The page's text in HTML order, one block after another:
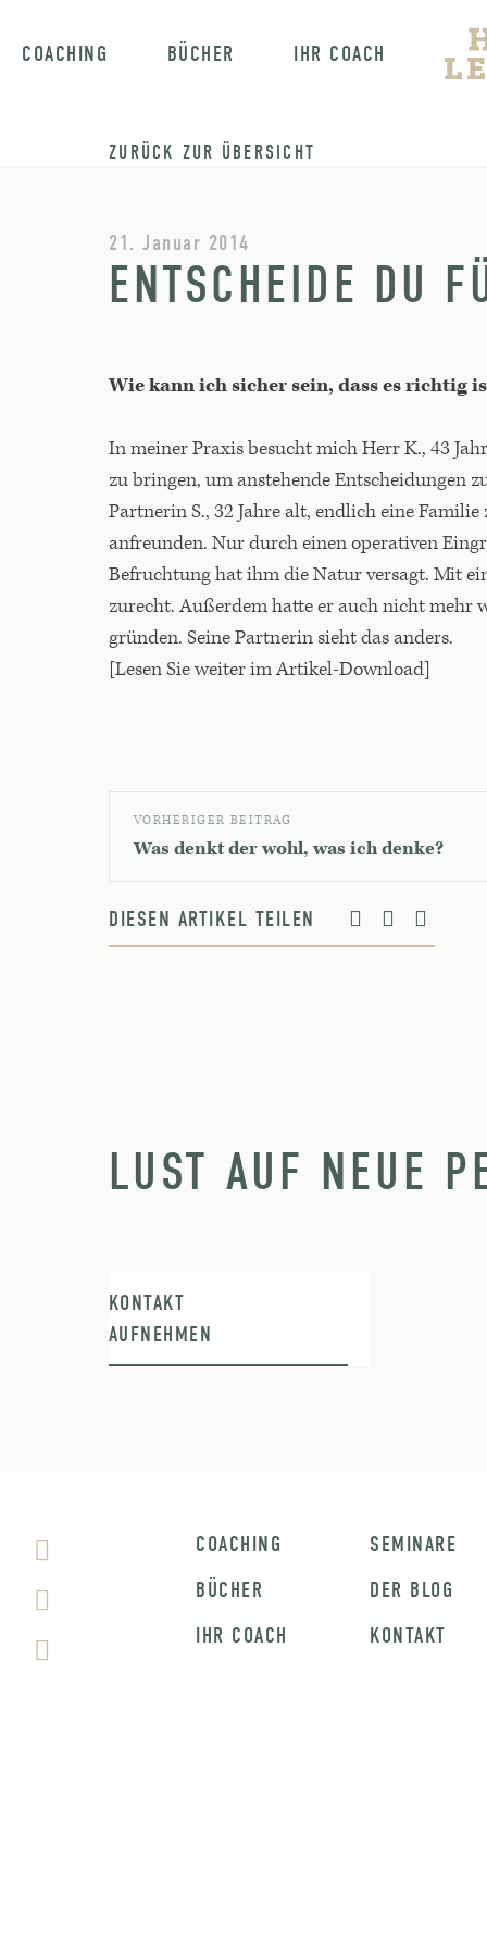
COACHING BÜCHER IHR COACH
ZURÜCK ZUR ÜBERSICHT
21. Januar 2014
ENTSCHEIDE DU
Wie kann ich sicher sein, dass es richtig
In meiner Praxis besucht mich Herr K., 43
zu bringen, um anstehende Entscheidungen
Partnerin S., 32 Jahre alt, endlich eine
anfreunden. Nur durch einen operativen
Befruchtung hat ihm die Natur versagt. Mit
zurecht. Außerdem hatte er auch nicht mehr
gründen. Seine Partnerin sieht das anders.
[Lesen Sie weiter im Artikel-Download]
VORHERIGER BEITRAG
Was denkt der wohl, was ich denke?
DIESEN ARTIKEL TEILEN
LUST AUF NEUE
KONTAKT
AUFNEHMEN
COACHING
BÜCHER
IHR COACH
SEMINARE
DER BLOG
KONTAKT